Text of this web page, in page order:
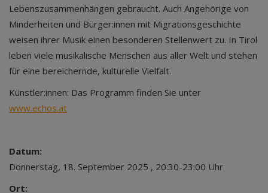
Lebenszusammenhängen gebraucht. Auch Angehörige von
Minderheiten und Bürger:innen mit Migrationsgeschichte
weisen ihrer Musik einen besonderen Stellenwert zu. In Tirol
leben viele musikalische Menschen aus aller Welt und stehen
für eine bereichernde, kulturelle Vielfalt.
Künstler:innen: Das Programm finden Sie unter
www.echos.at
Datum:
Donnerstag, 18. September 2025 , 20:30-23:00 Uhr
Ort: